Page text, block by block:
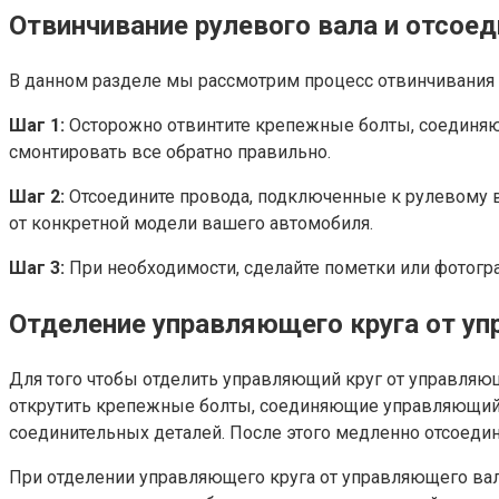
Отвинчивание рулевого вала и
В данном разделе мы рассмотрим процесс
Шаг 1: Осторожно отвинтите крепежные болты,
смонтировать все обратно правильно.
Шаг 2: Отсоедините провода, подключенные к рулевому
от конкретной модели вашего автомобиля.
Шаг 3: При необходимости, сделайте пометки или
Отделение управляющего круга от
Для того чтобы отделить управляющий круг от
открутить крепежные болты, соединяющие
соединительных деталей. После этого медленно
При отделении управляющего круга от управляющего